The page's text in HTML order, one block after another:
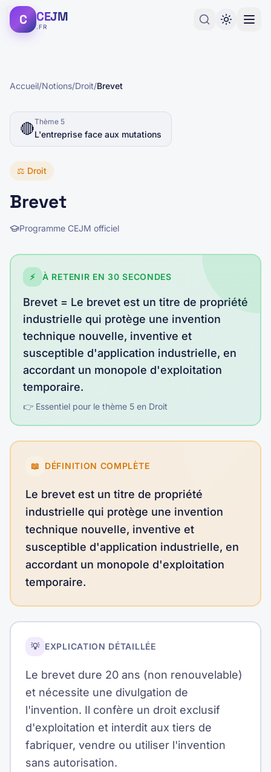
C CEJM
.FR
Accueil/Notions/Droit/Brevet
🔴Thème 5
L'entreprise face aux mutations
⚖️ Droit
Brevet
Programme CEJM officiel
⚡ À RETENIR EN 30 SECONDES
Brevet = Le brevet est un titre de propriété
industrielle qui protège une invention
technique nouvelle, inventive et
susceptible d'application industrielle, en
accordant un monopole d'exploitation
temporaire.
👉 Essentiel pour le thème 5 en Droit
📖 DÉFINITION COMPLÈTE
Le brevet est un titre de propriété
industrielle qui protège une invention
technique nouvelle, inventive et
susceptible d'application industrielle, en
accordant un monopole d'exploitation
temporaire.
💡 EXPLICATION DÉTAILLÉE
Le brevet dure 20 ans (non renouvelable)
et nécessite une divulgation de
l'invention. Il confère un droit exclusif
d'exploitation et interdit aux tiers de
fabriquer, vendre ou utiliser l'invention
sans autorisation.